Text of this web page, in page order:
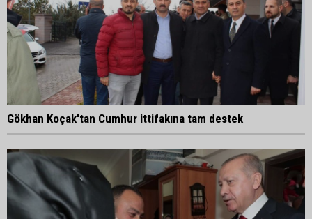
Gökhan Koçak'tan Cumhur ittifakına tam destek